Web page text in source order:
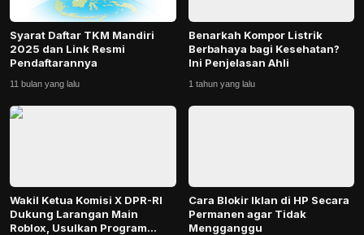
Syarat Daftar TKM Mandiri
2025 dan Link Resmi
Pendaftarannya
11 bulan yang lalu
Benarkah Kompor Listrik
Berbahaya bagi Kesehatan?
Ini Penjelasan Ahli
1 tahun yang lalu
Wakil Ketua Komisi X DPR-RI
Dukung Larangan Main
Roblox, Usulkan Program
Cara Blokir Iklan di HP Secara
Permanen agar Tidak
Mengganggu